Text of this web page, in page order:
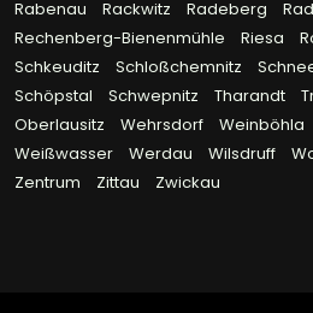
Rabenau
Rackwitz Radeberg
Rechenberg-Bienenmühle
Riesa
Schkeuditz
Schloßchemnitz
Schöpstal
Schwepnitz Tharandt
Oberlausitz
Wehrsdorf Weinböhla
Weißwasser
Werdau Wilsdruff
Zentrum
Zittau Zwickau